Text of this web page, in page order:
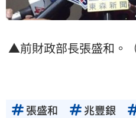
▲前財政部長張盛和。
張盛和 兆豐銀